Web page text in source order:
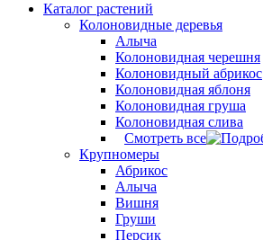
Каталог растений
Колоновидные деревья
Алыча
Колоновидная черешня
Колоновидный абрикос
Колоновидная яблоня
Колоновидная груша
Колоновидная слива
Смотреть все
Крупномеры
Абрикос
Алыча
Вишня
Груши
Персик